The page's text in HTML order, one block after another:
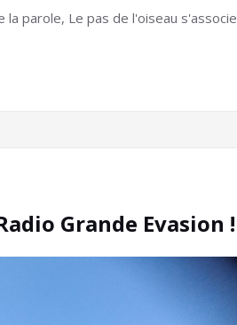
parole, Le pas de l'oiseau s'associe
Grande Evasion !